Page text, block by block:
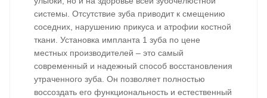
системы. Отсутствие зуба приводит к смещению
соседних, нарушению прикуса и атрофии костной
ткани. Установка импланта 1 зуба по цене
местных производителей – это самый
современный и надежный способ восстановления
утраченного зуба. Он позволяет полностью
воссоздать его функциональность и естественный